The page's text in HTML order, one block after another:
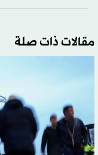
مقالات ذات صلة